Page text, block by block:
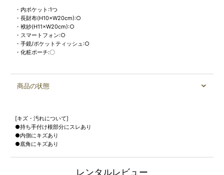
・内ポケット:1つ
・長財布(H10×W20cm):○
・袱紗(H11×W20cm):○
・スマートフォン:○
・手鏡/ポケットティッシュ:○
・化粧ポーチ:〇
商品の状態
[キズ・汚れについて]
●持ち手付け根部分にスレあり
●内側にキズあり
●底角にキズあり
レンタルレビュー